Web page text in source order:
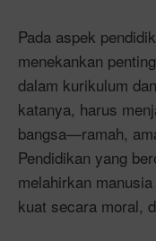
Pada aspek
menekankan
dalam kurikulum
katanya, harus
bangsa—ramah,
Pendidikan yang
melahirkan
kuat secara moral,